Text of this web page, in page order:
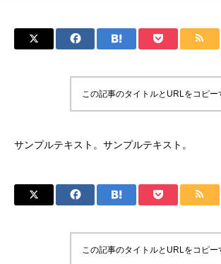
この記事のタイトルとURLをコピー
サンプルテキスト。サンプルテキスト。
この記事のタイトルとURLをコピー